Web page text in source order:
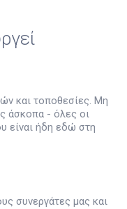
και τοποθεσίες. Μη
άσκοπα - όλες οι
είναι ήδη εδώ στη
συνεργάτες μας και